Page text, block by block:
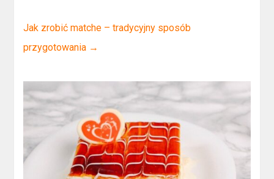
Jak zrobić matche – tradycyjny sposób
przygotowania →